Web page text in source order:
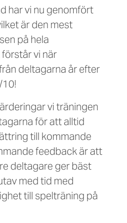
har vi nu genomfört
är den mest
på hela
vi när
deltagarna år efter
vi träningen
för att alltid
till kommande
feedback är att
deltagare ger bäst
med tid med
till spelträning på